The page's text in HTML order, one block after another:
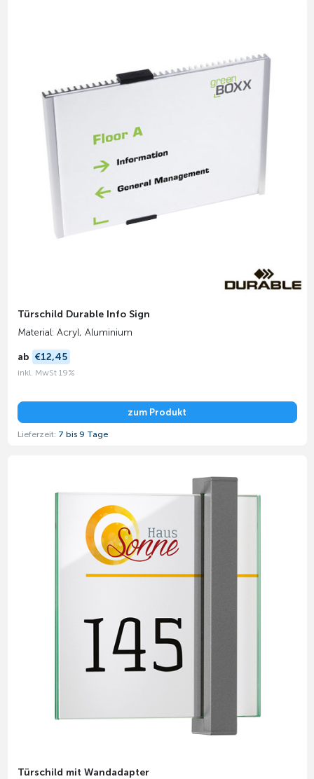
Türschild Durable Info Sign
Material: Acryl, Aluminium
ab €12,45
inkl. MwSt 19%
zum Produkt
Lieferzeit: 7 bis 9 Tage
Türschild mit Wandadapter